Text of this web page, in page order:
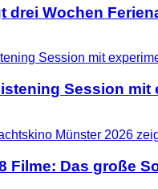
drei Wochen
Session mit
Filme: Das große